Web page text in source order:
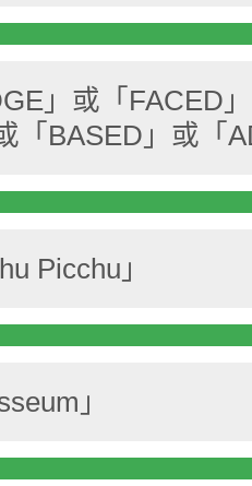
」或「FACED
「BASED」或「
Picchu」
」